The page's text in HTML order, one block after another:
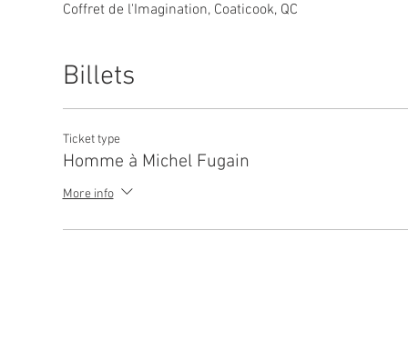
Coffret de l'Imagination, Coaticook, QC
Billets
Ticket type
Homme à Michel Fugain
More info